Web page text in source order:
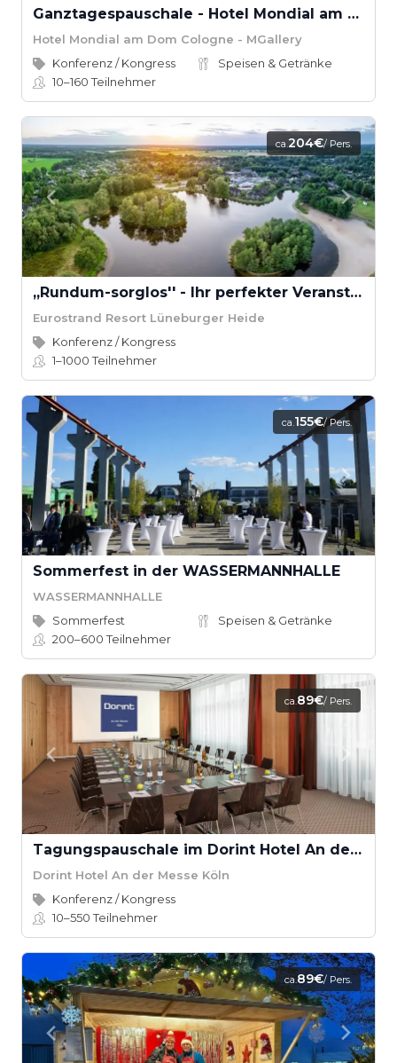
Ganztagespauschale - Hotel Mondial am Dom Cologne
Hotel Mondial am Dom Cologne - MGallery
Konferenz / Kongress
Speisen & Getränke
10–160Teilnehmer
ca.204€/ Pers.
,,Rundum-sorglos'' - Ihr perfekter Veranstaltungstag
Eurostrand Resort Lüneburger Heide
Konferenz / Kongress
1–1000Teilnehmer
ca.155€/ Pers.
Sommerfest in der WASSERMANNHALLE
WASSERMANNHALLE
Sommerfest
Speisen & Getränke
200–600Teilnehmer
ca.89€/ Pers.
Tagungspauschale im Dorint Hotel An der Messe Köln
Dorint Hotel An der Messe Köln
Konferenz / Kongress
10–550Teilnehmer
ca.89€/ Pers.